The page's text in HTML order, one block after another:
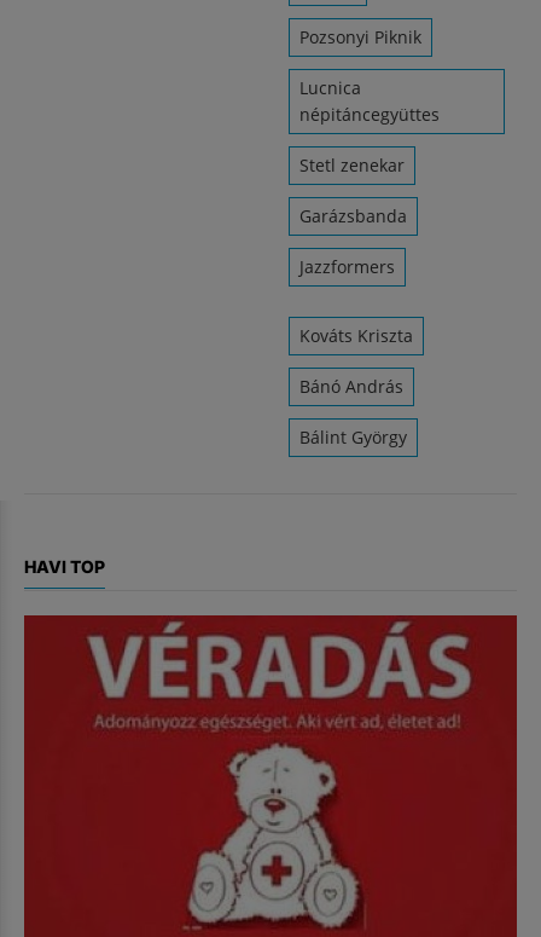
Pozsonyi Piknik
Lucnica
népitáncegyüttes
Stetl zenekar
Garázsbanda
Jazzformers
Kováts Kriszta
Bánó András
Bálint György
HAVI TOP